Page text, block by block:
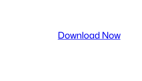
Download Now